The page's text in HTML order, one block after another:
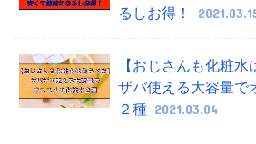
るしお得！
【おじさんも化粧
ザバ使える大容量で
２種 2021.03.04